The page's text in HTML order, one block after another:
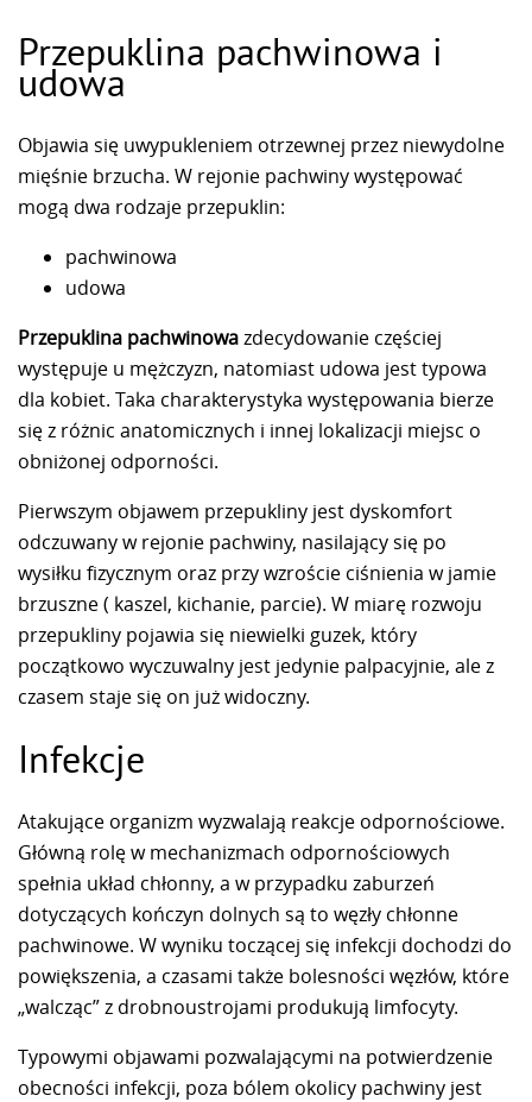
Przepuklina pachwinowa i
udowa
Objawia się uwypukleniem otrzewnej przez niewydolne
mięśnie brzucha. W rejonie pachwiny występować
mogą dwa rodzaje przepuklin:
pachwinowa
udowa
Przepuklina pachwinowazdecydowanie częściej
występuje u mężczyzn, natomiast udowa jest typowa
dla kobiet. Taka charakterystyka występowania bierze
się z różnic anatomicznych i innej lokalizacji miejsc o
obniżonej odporności.
Pierwszym objawem przepukliny jest dyskomfort
odczuwany w rejonie pachwiny, nasilający się po
wysiłku fizycznym oraz przy wzroście ciśnienia w jamie
brzuszne ( kaszel, kichanie, parcie). W miarę rozwoju
przepukliny pojawia się niewielki guzek, który
początkowo wyczuwalny jest jedynie palpacyjnie, ale z
czasem staje się on już widoczny.
Infekcje
Atakujące organizm wyzwalają reakcje odpornościowe.
Główną rolę w mechanizmach odpornościowych
spełnia układ chłonny, a w przypadku zaburzeń
dotyczących kończyn dolnych są to węzły chłonne
pachwinowe. W wyniku toczącej się infekcji dochodzi do
powiększenia, a czasami także bolesności węzłów, które
„walcząc” z drobnoustrojami produkują limfocyty.
Typowymi objawami pozwalającymi na potwierdzenie
obecności infekcji, poza bólem okolicy pachwiny jest